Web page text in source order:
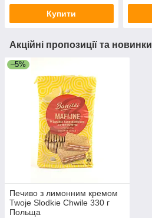
Купити
Акційні пропозиції та новинки
–5%
Печиво з лимонним кремом
Twoje Slodkie Chwile 330 г
Польща